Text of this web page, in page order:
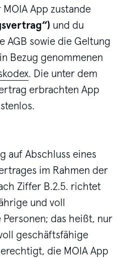
App zustande
und du
AGB sowie die Geltung
Bezug genommenen
. Die unter dem
erbrachten App
auf Abschluss eines
im Rahmen der
Ziffer B.2.5. richtet
und voll
das heißt, nur
geschäftsfähige
die MOIA App